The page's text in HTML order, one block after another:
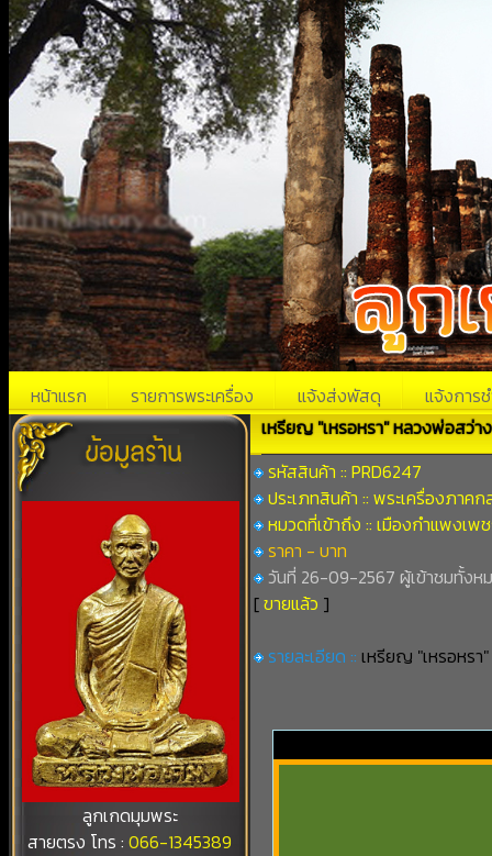
หน้าแรก รายการพระเครื่อง แจ้งส่งพัสดุ แจ้งการช
ลูกเกดมุมพระ
สายตรง โทร :066-1345389
เหรียญ "เหรอหรา" หลวงพ่อสว่
รหัสสินค้า :: PRD6247
ประเภทสินค้า :: พระเครื่องภาคก
หมวดที่เข้าถึง :: เมืองกำแพงเพ
ราคา - บาท
วันที่ 26-09-2567 ผู้เข้าชมทั้ง
[ขายแล้ว ]
รายละเอียด :: เหรียญ "เหรอหร